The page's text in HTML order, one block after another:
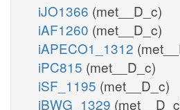
iJO1366 (met__D_c)
iAF1260 (met__D_c)
iAPECO1_1312
iPC815 (met__D_c)
iSF_1195 (met__D_c)
iBWG_1329